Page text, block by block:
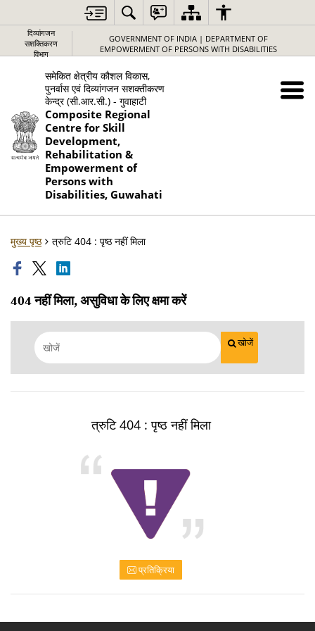
दिव्यांगजन
सशक्तिकरण
विभाग
GOVERNMENT OF INDIA | DEPARTMENT OF
EMPOWERMENT OF PERSONS WITH DISABILITIES
समेकित क्षेत्रीय कौशल विकास,
पुनर्वास एवं दिव्यांगजन सशक्तीकरण
केन्द्र (सी.आर.सी.) - गुवाहाटी
Composite Regional
Centre for Skill
Development,
Rehabilitation &
Empowerment of
Persons with
Disabilities, Guwahati
मुख्य पृष्ठ त्रुटि 404 : पृष्ठ नहीं मिला
404 नहीं मिला, असुविधा के लिए क्षमा करें
खोजें
त्रुटि 404 : पृष्ठ नहीं मिला
प्रतिक्रिया